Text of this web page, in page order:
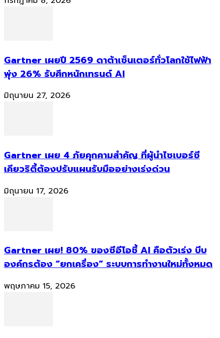
Gartner เผยปี 2569 ดาต้าเซ็นเตอร์ทั่วโลกใช้ไฟฟ้า
พุ่ง 26% รับศึกหนักเทรนด์ AI
มิถุนายน 27, 2026
Gartner เผย 4 ภัยคุกคามสำคัญ ที่ผู้นำไซเบอร์ซี
เคียวริตี้ต้องปรับแผนรับมืออย่างเร่งด่วน
มิถุนายน 17, 2026
Gartner เผย! 80% ของซีอีโอชี้ AI คือตัวเร่ง บีบ
องค์กรต้อง “ยกเครื่อง” ระบบการทำงานใหม่ทั้งหมด
พฤษภาคม 15, 2026